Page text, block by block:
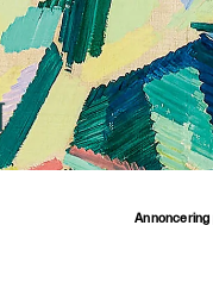
Annoncering